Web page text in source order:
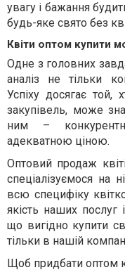
увагу і бажання
будь-яке свято без
Квіти оптом купити
Одне з головних
аналіз не тільки
Успіху досягає той,
закупівель, може
ним –
адекватною ціною.
Оптовий продаж
спеціалізуємося на
всю специфіку
якість наших послуг
що вигідно купити
тільки в нашій
Щоб придбати оптом